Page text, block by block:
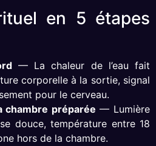
en 5 étapes
— La chaleur de l’eau fait
corporelle à la sortie, signal
pour le cerveau.
chambre préparée — Lumière
douce, température entre 18
hors de la chambre.